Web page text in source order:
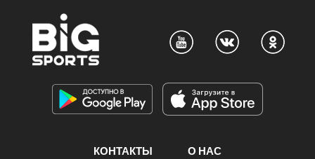
КОНТАКТЫ О НАС